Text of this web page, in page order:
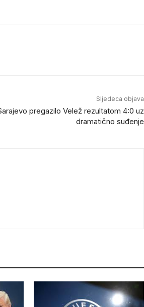
Sljedeca objava
pregazilo Velež rezultatom 4:0 uz
dramatično suđenje